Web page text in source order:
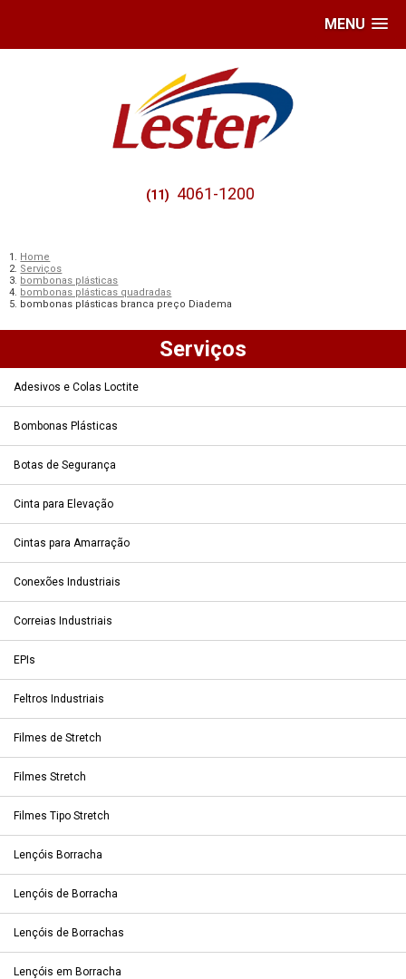
MENU
(11) 4061-1200
Home
Serviços
bombonas plásticas
bombonas plásticas quadradas
bombonas plásticas branca preço Diadema
Serviços
Adesivos e Colas Loctite
Bombonas Plásticas
Botas de Segurança
Cinta para Elevação
Cintas para Amarração
Conexões Industriais
Correias Industriais
EPIs
Feltros Industriais
Filmes de Stretch
Filmes Stretch
Filmes Tipo Stretch
Lençóis Borracha
Lençóis de Borracha
Lençóis de Borrachas
Lençóis em Borracha